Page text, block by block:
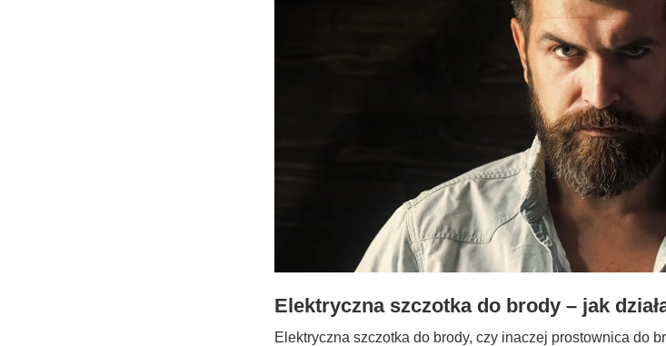
Elektryczna szczotka do brody – jak
Elektryczna szczotka do brody, czy inaczej prostownica do